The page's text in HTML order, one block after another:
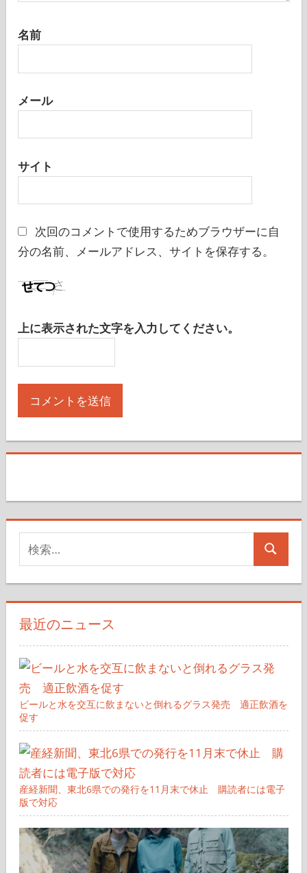
名前
メール
サイト
次回のコメントで使用するためブラウザーに自
分の名前、メールアドレス、サイトを保存する。
上に表示された文字を入力してください。
索
対
象:
検
最近のニュース
ビールと水を交互に飲まないと倒れるグラス発売 適正飲酒を
促す
産経新聞、東北6県での発行を11月末で休止 購読者には電子
版で対応